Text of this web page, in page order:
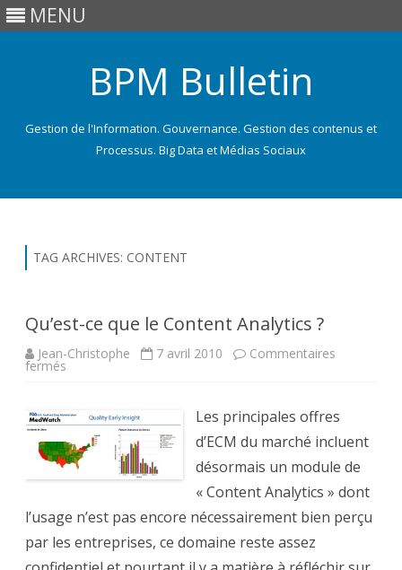
MENU
BPM Bulletin
Gestion de l'Information. Gouvernance. Gestion des contenus et
Processus. Big Data et Médias Sociaux
TAG ARCHIVES: CONTENT
Qu’est-ce que le Content Analytics ?
Jean-Christophe 7 avril 2010 Commentaires
fermés
le
Content
Analytics
?
Les principales offres
d’ECM du marché incluent
désormais un module de
« Content Analytics » dont
l’usage n’est pas encore nécessairement bien perçu
par les entreprises, ce domaine reste assez